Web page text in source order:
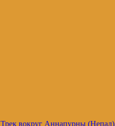
Трек вокруг Аннапурны